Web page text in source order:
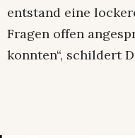
entstand eine
Fragen offen
konnten“, schildert